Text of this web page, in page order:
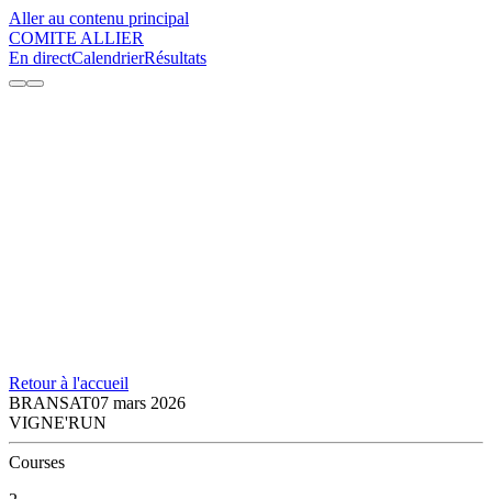
Aller au contenu principal
COMITE ALLIER
En directCalendrierRésultats
Retour à l'accueil
BRANSAT07 mars 2026
VIGNE'RUN
Courses